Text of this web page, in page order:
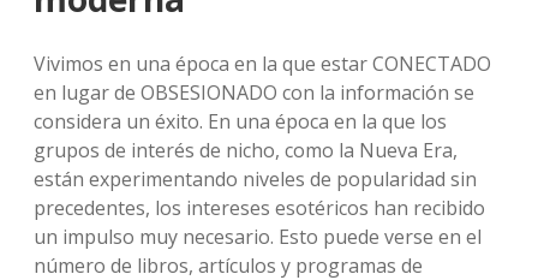
Vivimos en una época en la que estar CONECTADO
en lugar de OBSESIONADO con la información se
considera un éxito. En una época en la que los
grupos de interés de nicho, como la Nueva Era,
están experimentando niveles de popularidad sin
precedentes, los intereses esotéricos han recibido
un impulso muy necesario. Esto puede verse en el
número de libros, artículos y programas de